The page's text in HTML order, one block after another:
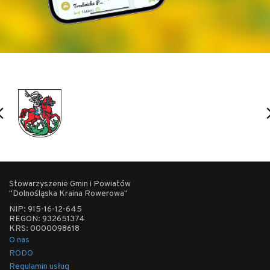
trasa nie jest trudna, choć po drodze napotkamy na
kilka niegroźnych podjazdów. Profil wysokościowy
Stowarzyszenie Gmin i Powiatów
"Dolnośląska Kraina Rowerowa"
NIP: 915-16-12-645
REGON: 932651374
KRS: 0000098618
O nas
RODO
Regulamin usług